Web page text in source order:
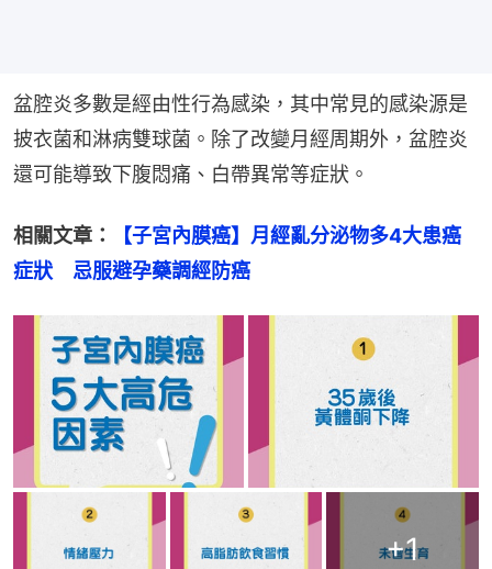
盆腔炎多數是經由性行為感染，其中常見的感染源是
披衣菌和淋病雙球菌。除了改變月經周期外，盆腔炎
還可能導致下腹悶痛、白帶異常等症狀。
相關文章：
【子宮內膜癌】月經亂分泌物多4大患癌
症狀　忌服避孕藥調經防癌
+1